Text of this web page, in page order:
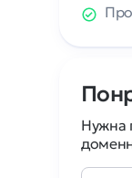
Нужна